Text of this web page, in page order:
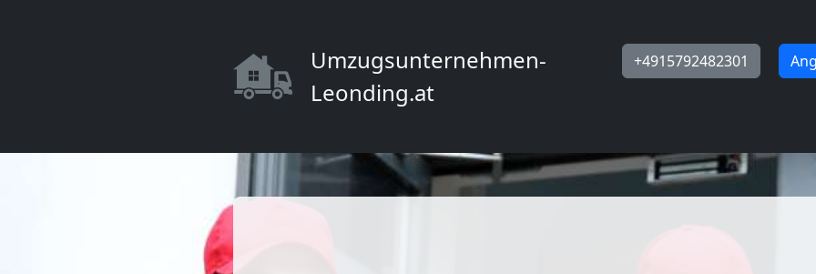
Umzugsunternehmen-
Leonding.at
+4915792482301